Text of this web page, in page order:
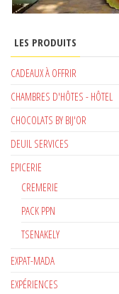
LES PRODUITS
CADEAUX À OFFRIR
CHAMBRES D'HÔTES - HÔTEL
CHOCOLATS BY BIJ'OR
DEUIL SERVICES
EPICERIE
CREMERIE
PACK PPN
TSENAKELY
EXPAT-MADA
EXPÉRIENCES